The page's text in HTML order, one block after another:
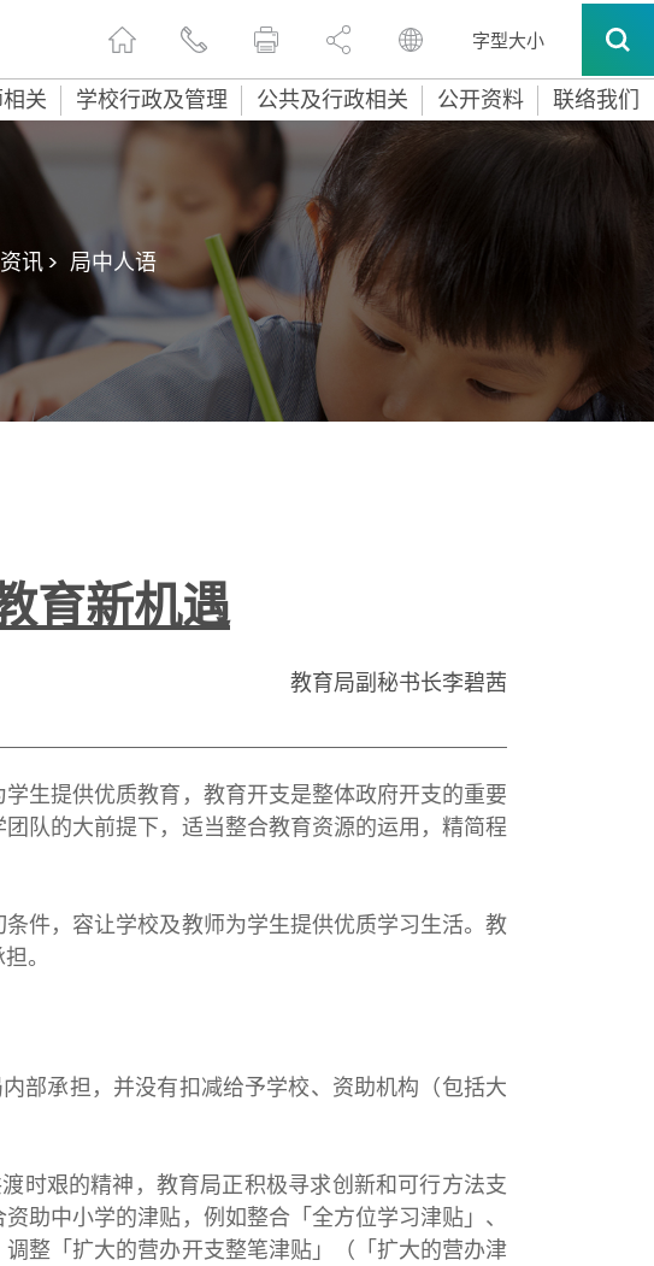
字型大小
关 学校行政及管理 公共及行政相关 公开资料 联络我们
讯 > 局中人语
育新机遇
教育局副秘书长李碧茜
生提供优质教育，教育开支是整体政府开支的重要
队的大前提下，适当整合教育资源的运用，精简程
件，容让学校及教师为学生提供优质学习生活。教
。
承担，并没有扣减给予学校、资助机构（包括大
艰的精神，教育局正积极寻求创新和可行方法支
助中小学的津贴，例如整合「全方位学习津贴」、
整「扩大的营办开支整笔津贴」（「扩大的营办津